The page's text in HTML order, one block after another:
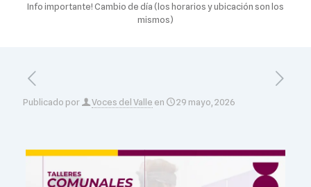
Info importante! Cambio de día (los horarios y ubicación son los
mismos)
Publicado por Voces del Valle en 29 mayo, 2026